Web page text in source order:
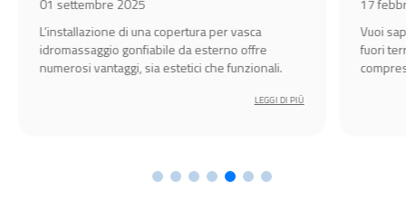
01 settembre 2025
L’installazione di una copertura per vasca
idromassaggio gonfiabile da esterno offre
numerosi vantaggi, sia estetici che funzionali.
LEGGI DI PIÙ
17
Vuoi
fuori